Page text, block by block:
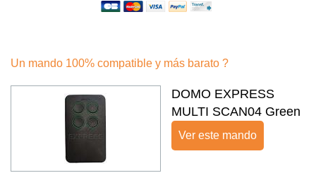
Un mando 100% compatible y más barato ?
DOMO EXPRESS
MULTI SCAN04 Green
Ver este mando